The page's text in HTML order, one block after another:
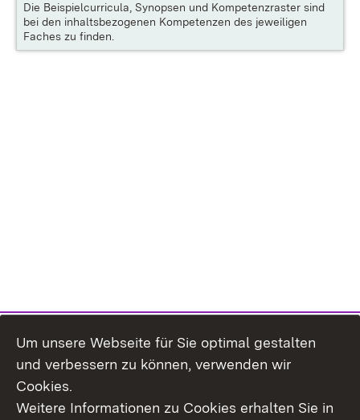
Die Beispielcurricula, Synopsen und Kompetenzraster sind
bei den inhaltsbezogenen Kompetenzen des jeweiligen
Faches zu finden.
Um unsere Webseite für Sie optimal gestalten
und verbessern zu können, verwenden wir
Cookies.
Weitere Informationen zu Cookies erhalten Sie in